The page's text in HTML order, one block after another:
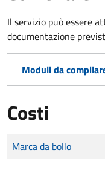
Il servizio può essere
documentazione
Moduli da
Costi
Tipo di pagamento
Importo
Marca da bollo